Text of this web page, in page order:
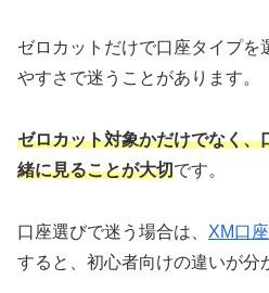
ゼロカットだけで口座タイプを
やすさで迷うことがあります。
ゼロカット対象かだけでなく、
緒に見ることが大切です。
口座選びで迷う場合は、 XM口
すると、初心者向けの違いが分